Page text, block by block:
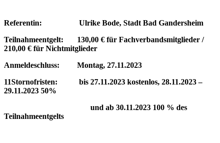
Referentin: Ulrike Bode, Stadt Bad Gandersheim
Teilnahmeentgelt: 130,00 € für Fachverbandsmitglieder /
210,00 € für Nichtmitglieder
Anmeldeschluss: Montag, 27.11.2023
11Stornofristen: bis 27.11.2023 kostenlos, 28.11.2023 –
29.11.2023 50%
und ab 30.11.2023 100 % des
Teilnahmeentgelts